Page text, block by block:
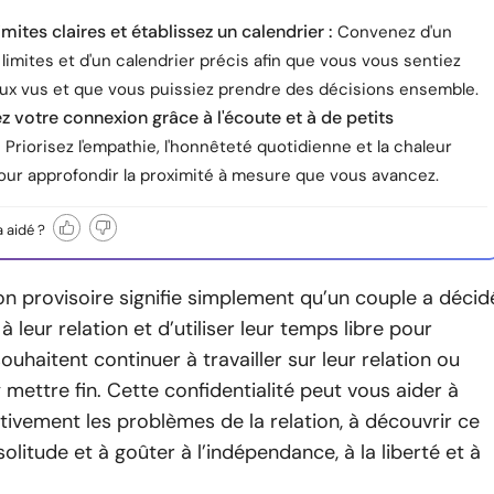
claires et établissez un calendrier : Convenez d'un
et d'un calendrier précis afin que vous vous sentiez
vus et que vous puissiez prendre des décisions ensemble.
votre connexion grâce à l'écoute et à de petits
Priorisez l'empathie, l'honnêteté quotidienne et la chaleur
approfondir la proximité à mesure que vous avancez.
aidé ?
provisoire signifie simplement qu’un couple a
leur relation et d’utiliser leur temps libre pour
continuer à travailler sur leur relation ou
fin. Cette confidentialité peut vous aider à
les problèmes de la relation, à découvrir ce
et à goûter à l’indépendance, à la liberté et à